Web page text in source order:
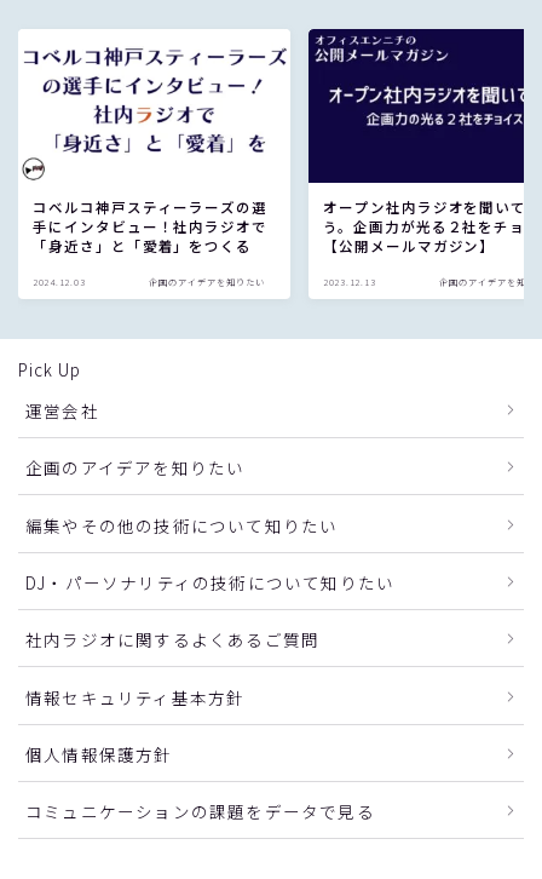
コベルコ神戸スティーラーズの選
手にインタビュー！社内ラジオで
「身近さ」と「愛着」をつくる
2024.12.03 企画のアイデアを知りたい
オープン社内ラジオを聞いて
う。企画力が光る２社をチョ
【公開メールマガジン】
2023.12.13 企画のアイデアを知り
Pick Up
運営会社
企画のアイデアを知りたい
編集やその他の技術について知りたい
DJ・パーソナリティの技術について知りたい
社内ラジオに関するよくあるご質問
情報セキュリティ基本方針
個人情報保護方針
コミュニケーションの課題をデータで見る